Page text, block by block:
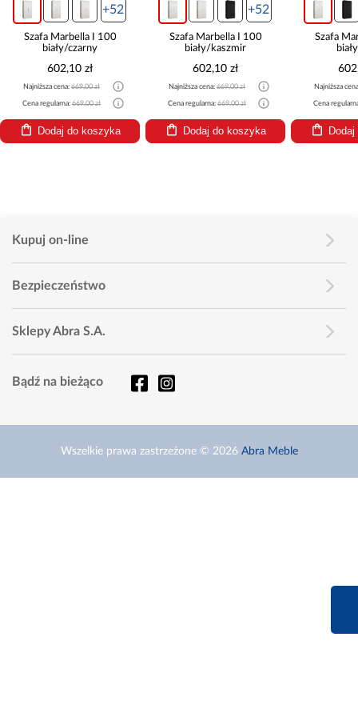
+52
Szafa Marbella I 100
biały/czarny
602,10 zł
Najniższa cena: 669,00 zł
Cena regularna: 669,00 zł
Dodaj do koszyka
+52
Szafa Marbella I 100
biały/kaszmir
602,10 zł
Najniższa cena: 669,00 zł
Cena regularna: 669,00 zł
Dodaj do koszyka
Szafa
Najniższa
Cena
Kupuj on-line
Bezpieczeństwo
Sklepy Abra S.A.
Bądź na bieżąco
Wszelkie prawa zastrzeżone © 2026 Abra Meble